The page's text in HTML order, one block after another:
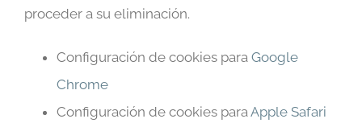
proceder a su eliminación.
Configuración de cookies para Google
Chrome
Configuración de cookies para Apple Safari